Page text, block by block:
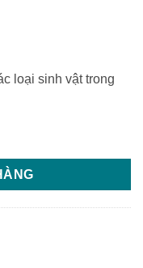
loại sinh vật trong